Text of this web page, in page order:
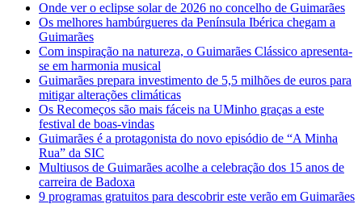
Onde ver o eclipse solar de 2026 no concelho de Guimarães
Os melhores hambúrgueres da Península Ibérica chegam a
Guimarães
Com inspiração na natureza, o Guimarães Clássico apresenta-
se em harmonia musical
Guimarães prepara investimento de 5,5 milhões de euros para
mitigar alterações climáticas
Os Recomeços são mais fáceis na UMinho graças a este
festival de boas-vindas
Guimarães é a protagonista do novo episódio de “A Minha
Rua” da SIC
Multiusos de Guimarães acolhe a celebração dos 15 anos de
carreira de Badoxa
9 programas gratuitos para descobrir este verão em Guimarães